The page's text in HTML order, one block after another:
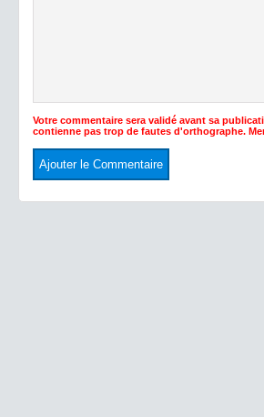
Votre commentaire sera validé avant sa
contienne pas trop de fautes d'orthographe.